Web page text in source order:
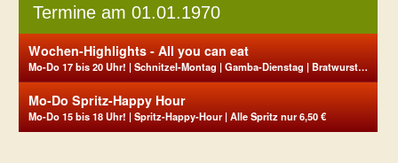
Termine am 01.01.1970
Wochen-Highlights - All you can eat
Mo-Do 17 bis 20 Uhr! | Schnitzel-Montag | Gamba-Dienstag | Bratwurst-Mittwoch | Steak-Donnerstag
Mo-Do Spritz-Happy Hour
Mo-Do 15 bis 18 Uhr! | Spritz-Happy-Hour | Alle Spritz nur 6,50 €